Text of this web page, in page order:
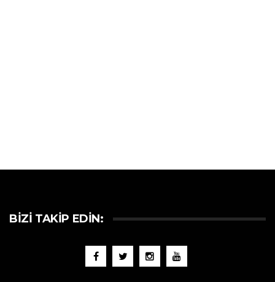
BIZI TAKIP EDIN: